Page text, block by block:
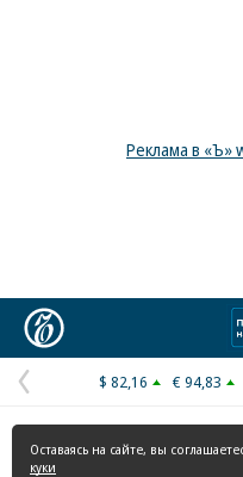
Реклама в «Ъ»
Предыдущая
страница
$ 82,16 € 94,83
Оставаясь на сайте, вы
куки